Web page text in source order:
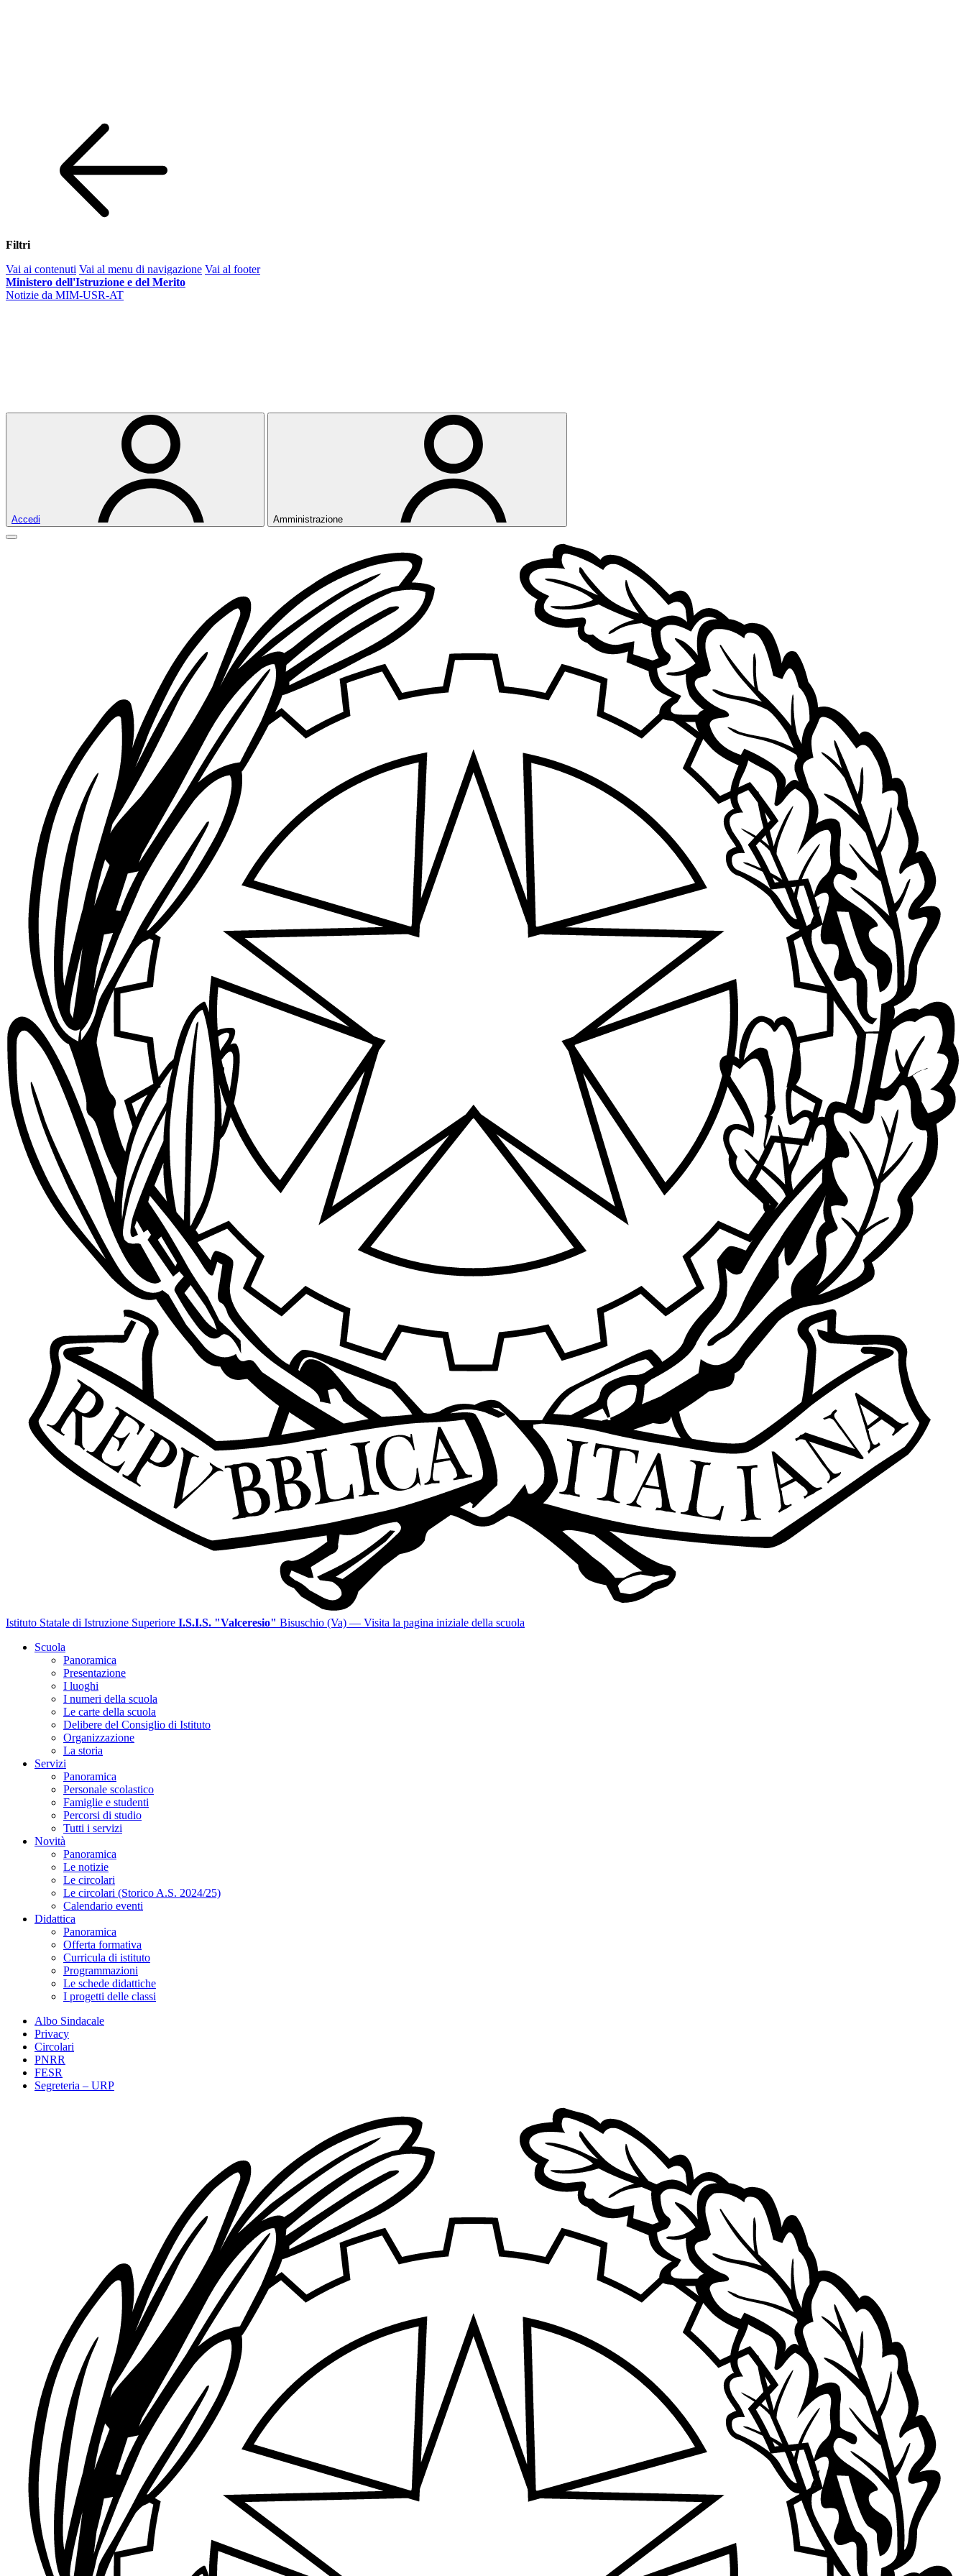
Filtri
Vai ai contenuti Vai al menu di navigazione Vai al footer
Ministero dell'Istruzione e del Merito
Notizie da MIM-USR-AT
Accedi Amministrazione
Istituto Statale di Istruzione Superiore I.S.I.S. "Valceresio" Bisuschio (Va) — Visita la pagina iniziale della scuola
Scuola
Panoramica
Presentazione
I luoghi
I numeri della scuola
Le carte della scuola
Delibere del Consiglio di Istituto
Organizzazione
La storia
Servizi
Panoramica
Personale scolastico
Famiglie e studenti
Percorsi di studio
Tutti i servizi
Novità
Panoramica
Le notizie
Le circolari
Le circolari (Storico A.S. 2024/25)
Calendario eventi
Didattica
Panoramica
Offerta formativa
Curricula di istituto
Programmazioni
Le schede didattiche
I progetti delle classi
Albo Sindacale
Privacy
Circolari
PNRR
FESR
Segreteria – URP